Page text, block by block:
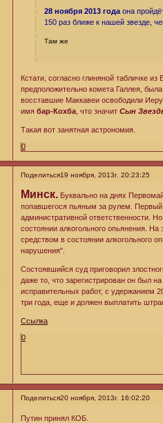
28 ноября 2013 годаона
150 раз ближе к нашей звезде,
Там же
Кстати, согласно глиняной табличке
предположительно комета Галлея,
восставшие Маккавеи освободили
имябар-Кохба , что значитСын
Такая вот занятная астрономия.
0
Поделиться19 ноября, 2013г. 20:23:25
Минск. Буквально на днях
попавшегося пьяным за рулем. Первый
административной ответственности.
состоянии алкогольного опьянения.
средством в состоянии алкогольного
нарушения".
Состоявшийся суд приговорил
даже то, что зарегистрирован он был
исправительных работ, с удержанием
три года, еще и должен выплатить
Ссылка
0
Поделиться20 ноября, 2013г. 16:02:20
Путин принял КОБ.